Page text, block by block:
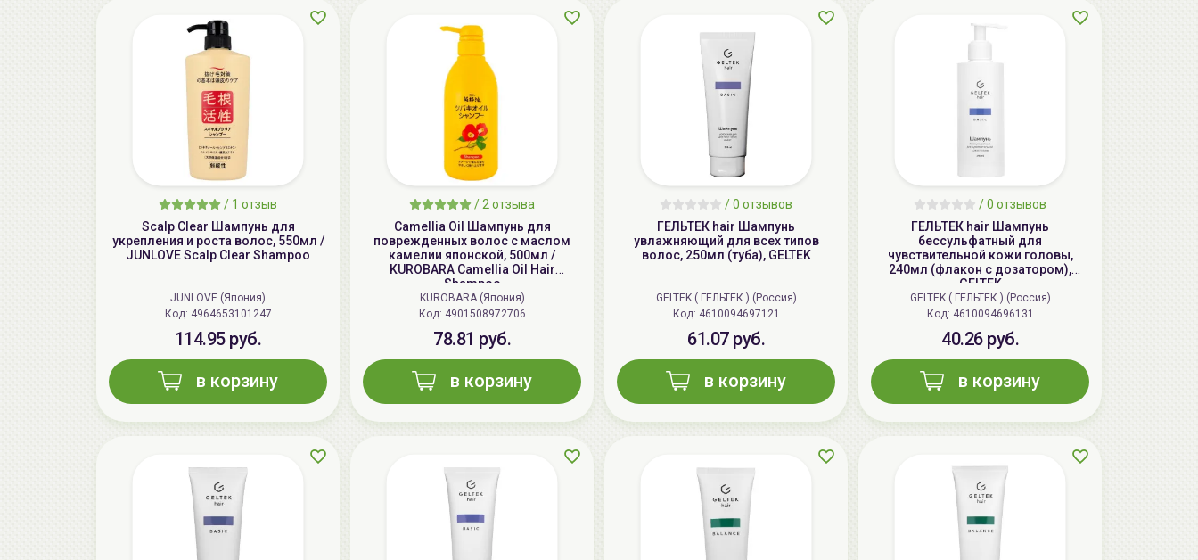
LIMBA Premium Line Маска-
Cosmetics Premium Line Reconstruction
Treatment
155.00 руб. -10%
/ 1 отзыв
Scalp Clear Шампунь для
укрепления и роста волос, 550мл /
JUNLOVE Scalp Clear Shampoo
JUNLOVE (Япония)
Код: 4964653101247
114.95 руб.
в корзину
/ 2 отзыва
Camellia Oil Шампунь для
поврежденных волос с маслом
камелии японской, 500мл /
KUROBARA Camellia Oil Hair
Shampoo
KUROBARA (Япония)
Код: 4901508972706
78.81 руб.
в корзину
/0 отзывов
ГЕЛЬТЕК hair Шампунь
увлажняющий для всех типов
волос, 250мл (туба), GELTEK
GELTEK ( ГЕЛЬТЕК ) (Россия)
Код: 4610094697121
61.07 руб.
в корзину
/0 отзывов
ГЕЛЬТЕК hair Шампунь
бессульфатный для
чувствительной кожи головы,
240мл (флакон с дозатором),
GELTEK
GELTEK ( ГЕЛЬТЕК ) (Россия)
Код: 4610094696131
40.26 руб.
в корзину